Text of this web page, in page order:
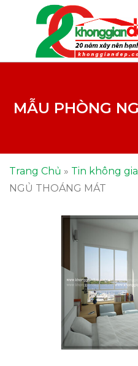
MẪU PHÒNG
Trang Chủ » Tin không
NGỦ THOÁNG MÁT